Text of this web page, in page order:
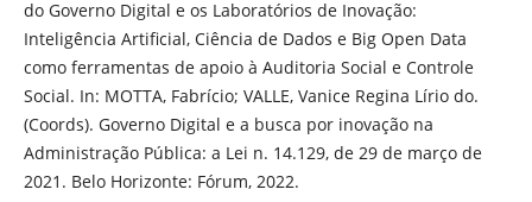
do Governo Digital e os Laboratórios de Inovação:
Inteligência Artificial, Ciência de Dados e Big Open Data
como ferramentas de apoio à Auditoria Social e Controle
Social. In: MOTTA, Fabrício; VALLE, Vanice Regina Lírio do.
(Coords). Governo Digital e a busca por inovação na
Administração Pública: a Lei n. 14.129, de 29 de março de
2021. Belo Horizonte: Fórum, 2022.